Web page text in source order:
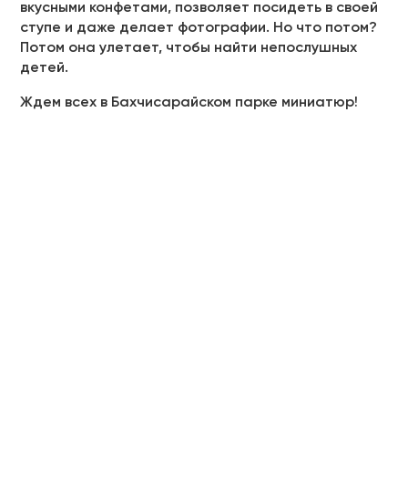
вкусными конфетами, позволяет посидеть в своей
ступе и даже делает фотографии. Но что потом?
Потом она улетает, чтобы найти непослушных
детей.
Ждем всех в Бахчисарайском парке миниатюр!